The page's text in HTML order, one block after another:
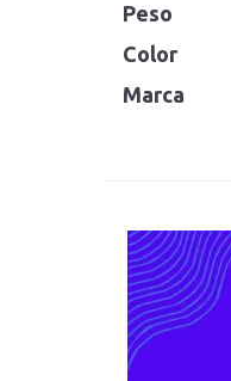
Peso
Color
Marca